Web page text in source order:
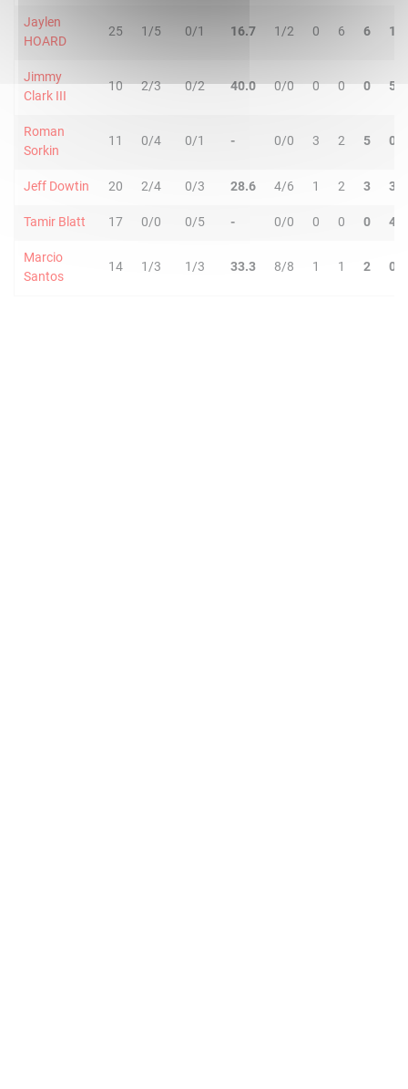
Jaylen
HOARD
25 1/5 0/1 16.7 1/2 0 6 6 1
Jimmy
Clark III
10 2/3 0/2 40.0 0/0 0 0 0 5
Roman
Sorkin
11 0/4 0/1 - 0/0 3 2 5 0
Jeff Dowtin 20 2/4 0/3 28.6 4/6 1 2 3 3
Tamir Blatt 17 0/0 0/5 - 0/0 0 0 0 4
Marcio
Santos
14 1/3 1/3 33.3 8/8 1 1 2 0